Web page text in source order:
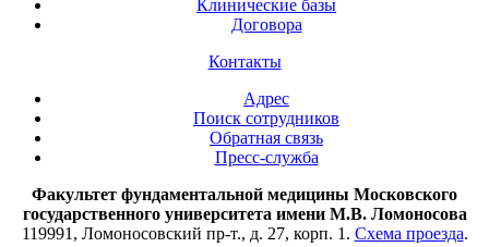
Клинические базы
Договора
Контакты
Адрес
Поиск сотрудников
Обратная связь
Пресс-служба
Факультет фундаментальной медицины Московского
государственного университета имени М.В. Ломоносова
119991, Ломоносовский пр-т., д. 27, корп. 1. Схема проезда.